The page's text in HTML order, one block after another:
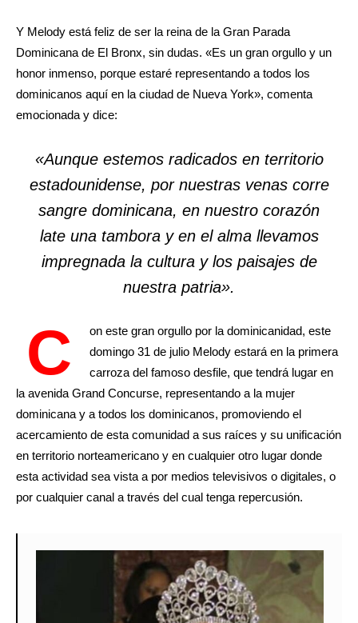
Y Melody está feliz de ser la reina de la Gran Parada
Dominicana de El Bronx, sin dudas. «Es un gran orgullo y un
honor inmenso, porque estaré representando a todos los
dominicanos aquí en la ciudad de Nueva York», comenta
emocionada y dice:
«Aunque estemos radicados en territorio
estadounidense, por nuestras venas corre
sangre dominicana, en nuestro corazón
late una tambora y en el alma llevamos
impregnada la cultura y los paisajes de
nuestra patria».
C
on este gran orgullo por la dominicanidad, este
domingo 31 de julio Melody estará en la primera
carroza del famoso desfile, que tendrá lugar en
la avenida Grand Concurse, representando a la mujer
dominicana y a todos los dominicanos, promoviendo el
acercamiento de esta comunidad a sus raíces y su unificación
en territorio norteamericano y en cualquier otro lugar donde
esta actividad sea vista a por medios televisivos o digitales, o
por cualquier canal a través del cual tenga repercusión.